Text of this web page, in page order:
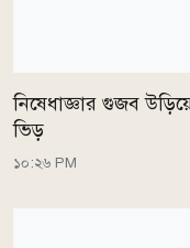
নিষেধাজ্ঞার গুজব
ভিড়
১০:২৬ PM